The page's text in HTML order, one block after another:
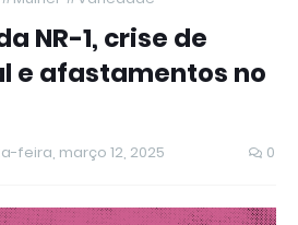
NR-1, crise de
e afastamentos no
feira, março 12, 2025 0